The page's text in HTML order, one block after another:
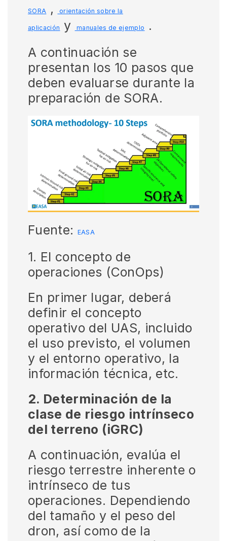
SORA , orientación sobre la
aplicación y manuales de ejemplo
.
A continuación se
presentan los 10 pasos que
deben evaluarse durante la
preparación de SORA.
Fuente: EASA
1. El concepto de
operaciones (ConOps)
En primer lugar, deberá
definir el concepto
operativo del UAS, incluido
el uso previsto, el volumen
y el entorno operativo, la
información técnica, etc.
2. Determinación de la
clase de riesgo intrínseco
del terreno (iGRC)
A continuación, evalúa el
riesgo terrestre inherente o
intrínseco de tus
operaciones. Dependiendo
del tamaño y el peso del
dron, así como de la